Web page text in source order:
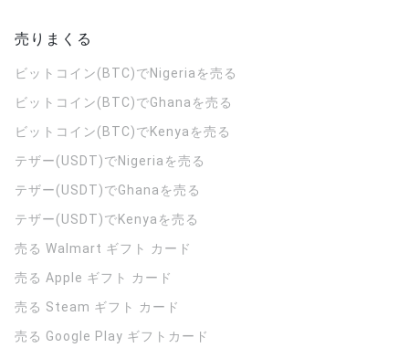
売りまくる
ビットコイン(BTC)でNigeriaを売る
ビットコイン(BTC)でGhanaを売る
ビットコイン(BTC)でKenyaを売る
テザー(USDT)でNigeriaを売る
テザー(USDT)でGhanaを売る
テザー(USDT)でKenyaを売る
売る Walmart ギフト カード
売る Apple ギフト カード
売る Steam ギフト カード
売る Google Play ギフトカード